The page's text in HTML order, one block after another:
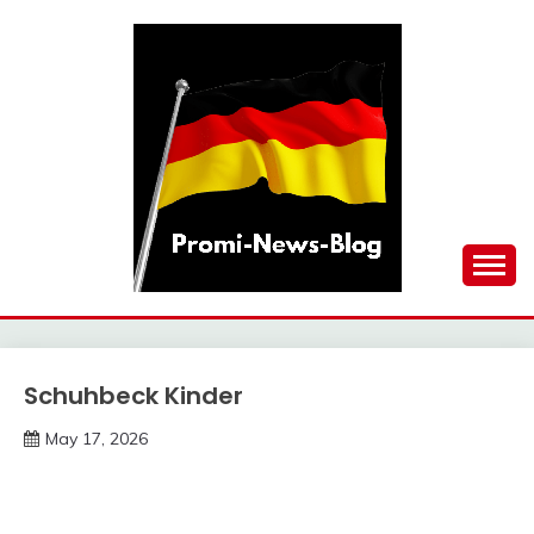
PROMI-NEWS-BLOG
Trends
Schuhbeck Kinder
May 17, 2026